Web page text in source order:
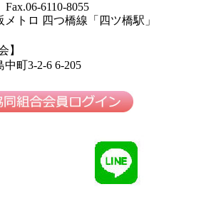
6110-8055
トロ 四つ橋線「四ツ橋駅」
】
町3-2-6 6-205